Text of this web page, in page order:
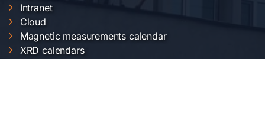
Intranet
Cloud
Magnetic measurements calendar
XRD calendars